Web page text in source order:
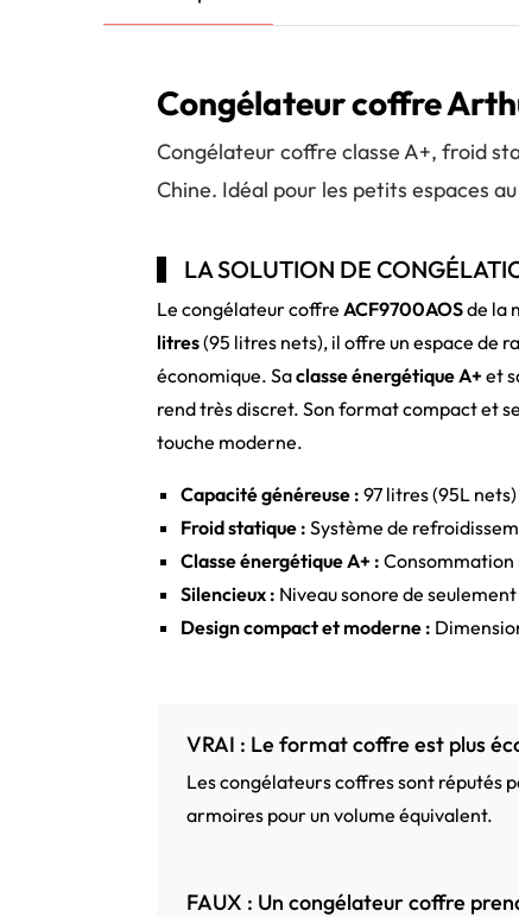
Congélateur coffre
Congélateur coffre classe A+, froid
Chine. Idéal pour les petits espaces
LA SOLUTION DE
Le congélateur coffre ACF9700AOSde la
litres(95 litres nets), il offre un espace de
économique. Saclasse énergétique A+ et
rend très discret. Son format compact et
touche moderne.
Capacité généreuse : 97 litres (95L
Froid statique : Système de
Classe énergétique A+ : Consommation
Silencieux : Niveau sonore de
Design compact et moderne :
VRAI : Le format coffre est plus
Les congélateurs coffres sont réputés
armoires pour un volume équivalent.
FAUX : Un congélateur coffre